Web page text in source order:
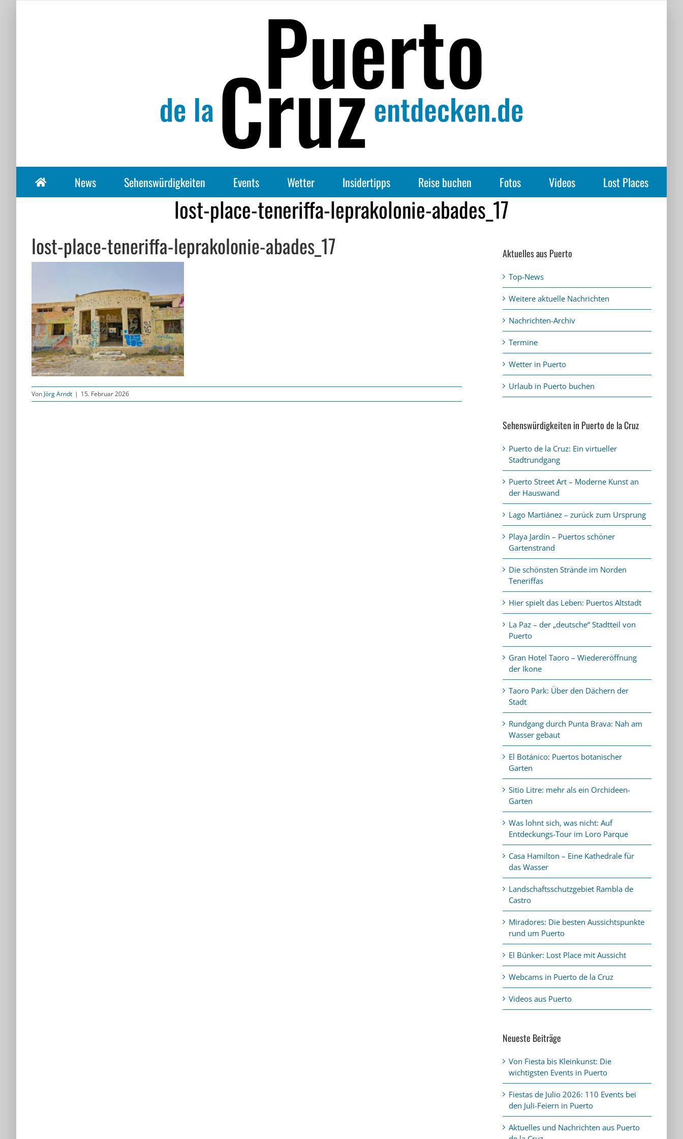
News Sehenswürdigkeiten Events Wetter Insidertipps Reise buchen Fotos Videos Lost Places
lost-place-teneriffa-leprakolonie-abades_17
lost-place-teneriffa-leprakolonie-abades_17
Von Jörg Arndt | 15. Februar 2026
Aktuelles aus Puerto
Top-News
Weitere aktuelle Nachrichten
Nachrichten-Archiv
Termine
Wetter in Puerto
Urlaub in Puerto buchen
Sehenswürdigkeiten in Puerto de la Cruz
Puerto de la Cruz: Ein virtueller
Stadtrundgang
Puerto Street Art – Moderne Kunst an
der Hauswand
Lago Martiánez – zurück zum Ursprung
Playa Jardín – Puertos schöner
Gartenstrand
Die schönsten Strände im Norden
Teneriffas
Hier spielt das Leben: Puertos Altstadt
La Paz – der „deutsche“ Stadtteil von
Puerto
Gran Hotel Taoro – Wiedereröffnung
der Ikone
Taoro Park: Über den Dächern der
Stadt
Rundgang durch Punta Brava: Nah am
Wasser gebaut
El Botánico: Puertos botanischer
Garten
Sitio Litre: mehr als ein Orchideen-
Garten
Was lohnt sich, was nicht: Auf
Entdeckungs-Tour im Loro Parque
Casa Hamilton – Eine Kathedrale für
das Wasser
Landschaftsschutzgebiet Rambla de
Castro
Miradores: Die besten Aussichtspunkte
rund um Puerto
El Búnker: Lost Place mit Aussicht
Webcams in Puerto de la Cruz
Videos aus Puerto
Neueste Beiträge
Von Fiesta bis Kleinkunst: Die
wichtigsten Events in Puerto
Fiestas de Julio 2026: 110 Events bei
den Juli-Feiern in Puerto
Aktuelles und Nachrichten aus Puerto